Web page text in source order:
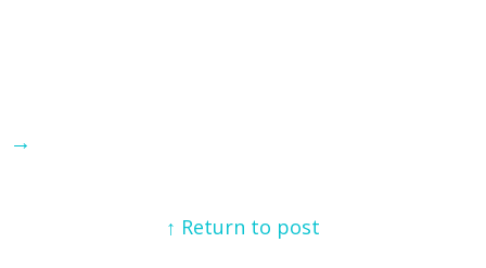
→
↑ Return to post